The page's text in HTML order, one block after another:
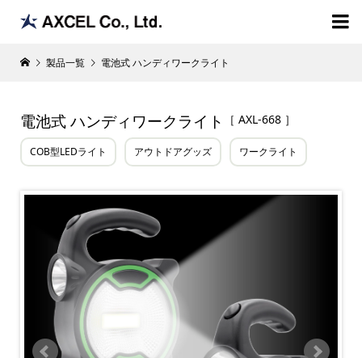

製品一覧 電池式 ハンディワークライト
電池式 ハンディワークライト ［ AXL-668 ］
COB型LEDライト アウトドアグッズ ワークライト